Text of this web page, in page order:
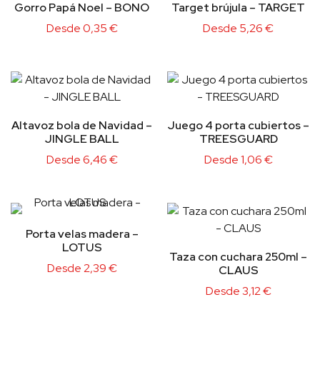
Gorro Papá Noel – BONO
Desde0,35€
Target brújula – TARGET
Desde 5,26€
Altavoz bola de Navidad –
JINGLE BALL
Desde6,46€
Juego 4 porta cubiertos –
TREESGUARD
Desde1,06€
Porta velas madera –
LOTUS
Desde2,39€
Taza con cuchara 250ml –
CLAUS
Desde3,12€